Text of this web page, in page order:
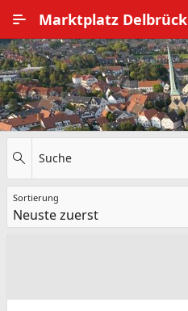
Marktplatz Delbrück
Alle Ortsteile
Impressum
Nutzungsbedingungen
Datenschutz
Suche
Sortierung